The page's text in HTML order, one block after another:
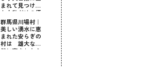
まれて見つけ
た！私だけの優
しい自分時間
群馬県川場村｜
美しい湧水に恵
まれた安らぎの
村は 雄大な自
然に育まれた心